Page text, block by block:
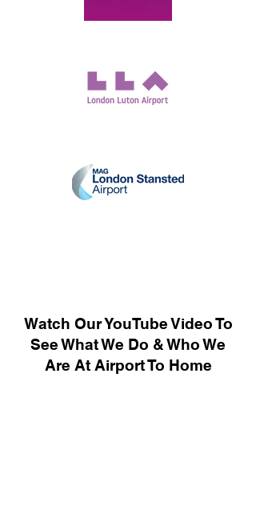
Watch Our YouTube Video To
See What We Do & Who We
Are At Airport To Home